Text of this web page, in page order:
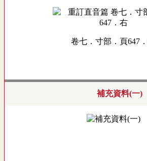
卷七．寸部．頁647
補充資料(一)